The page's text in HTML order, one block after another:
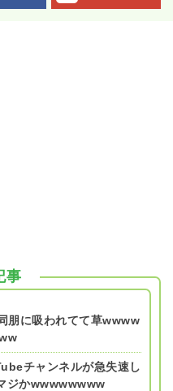
事
朋に吸われてて草wwww
チャンネルが急失速し
ジかwwwwwwww